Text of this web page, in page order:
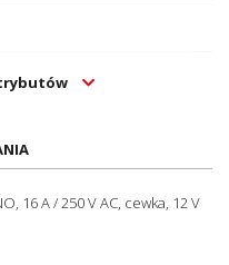
16 A / 250 V AC, cewka, 12 V